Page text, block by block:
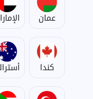
عمان
كندا